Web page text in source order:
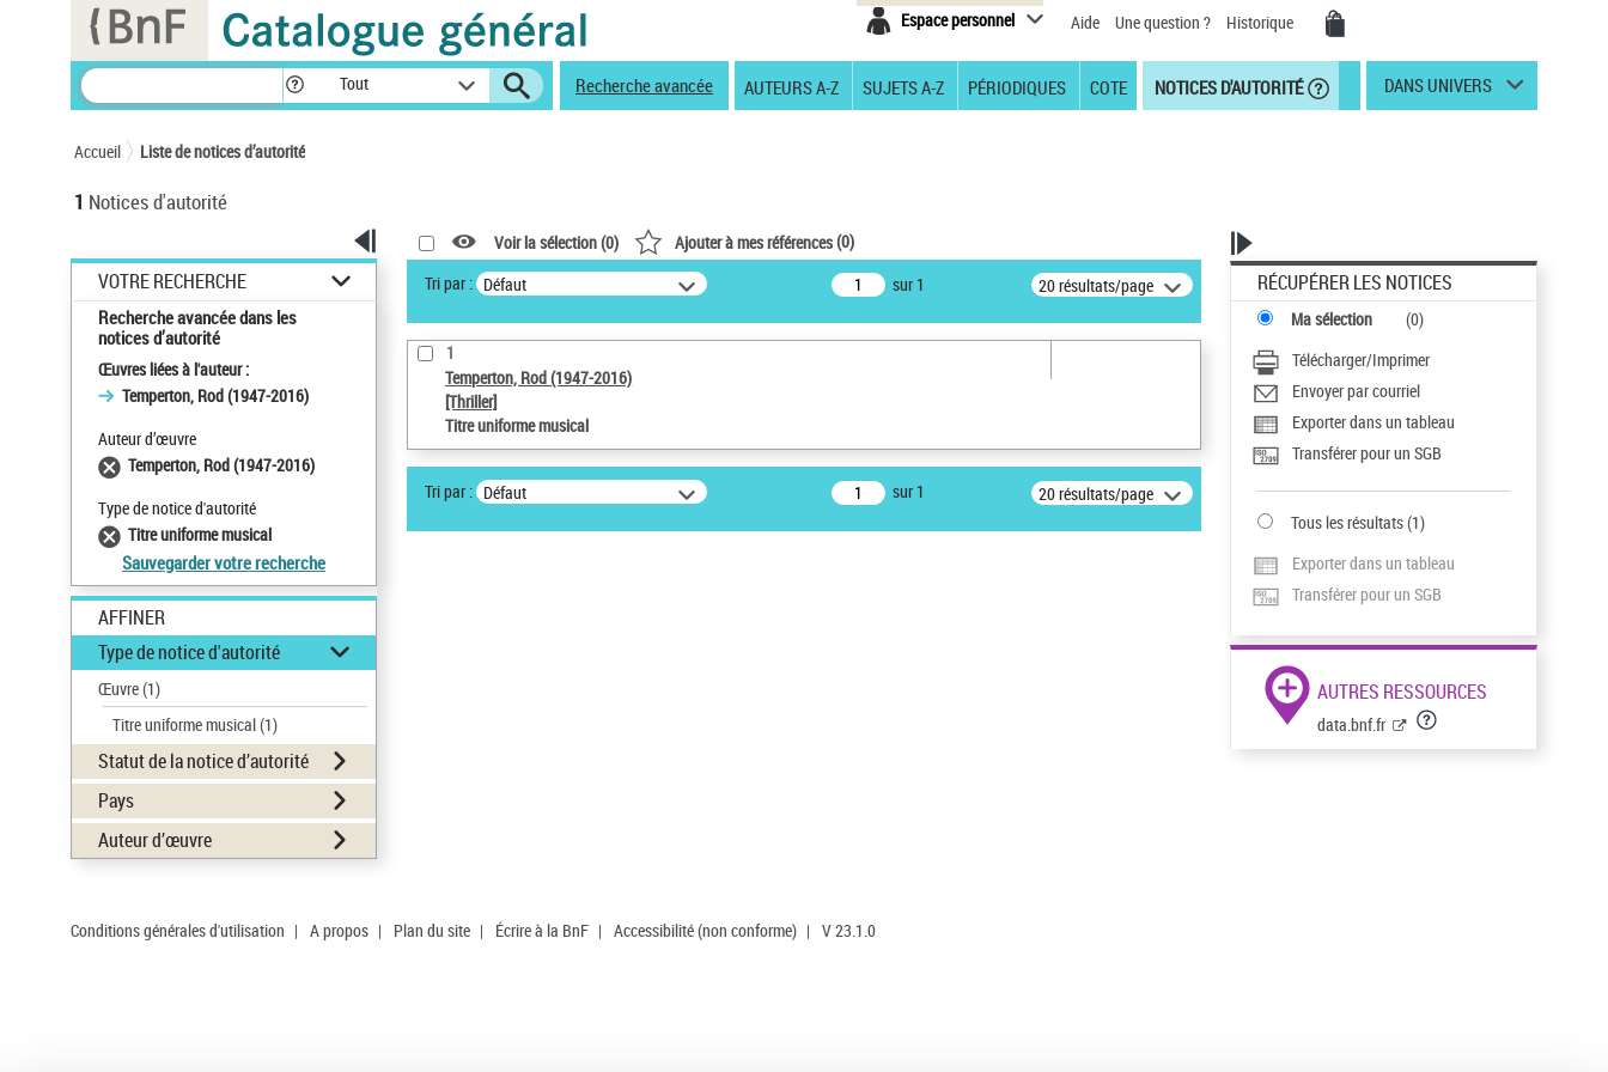
Espace personnel Aide Une question ? Historique
Tout Recherche avancée AUTEURS A-Z SUJETS A-Z PÉRIODIQUES COTE NOTICES D'AUTORITÉ DANS UNIVERS
Accueil Liste de notices d’autorité
1 Notices d'autorité
VOTRE RECHERCHE
Recherche avancée dans les
notices d’autorité
Œuvres liées à l'auteur :
Temperton, Rod (1947-2016)
Auteur d’œuvre
Temperton, Rod (1947-2016)
Type de notice d'autorité
Titre uniforme musical
Sauvegarder votre recherche
AFFINER
Type de notice d'autorité
Œuvre(1)
Titre uniforme musical(1)
Statut de la notice d’autorité
Pays
Auteur d’œuvre
Voir la sélection (0) Ajouter à mes références(0)
Tri par : Défaut sur 1 20 résultats/page
1
Temperton, Rod (1947-2016)
[Thriller]
Titre uniforme musical
Tri par : Défaut sur 1 20 résultats/page
RÉCUPÉRER LES NOTICES
Ma sélection (0)
Télécharger/Imprimer
Envoyer par courriel
Exporter dans un tableau
Transférer pour un SGB
Tous les résultats(1)
Exporter dans un tableau
Transférer pour un SGB
AUTRES RESSOURCES
data.bnf.fr
Conditions générales d'utilisation | A propos | Plan du site | Écrire à la BnF | Accessibilité (non conforme) | V 23.1.0
Panneau de gestion des cookies